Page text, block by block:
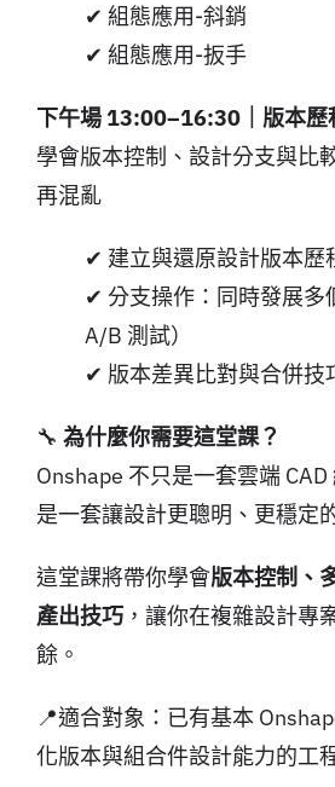
✔ 組態應用-斜銷
✔ 組態應用-扳手
下午場 13:00–16:30｜版本歷
學會版本控制、設計分支與比
再混亂
✔ 建立與還原設計版本歷
✔ 分支操作：同時發展多
A/B 測試）
✔ 版本差異比對與合併技
🔧 為什麼你需要這堂課？
Onshape 不只是一套雲端
是一套讓設計更聰明、更穩定
這堂課將帶你學會版本控制、
產出技巧 ，讓你在複雜設計專
餘。
📍適合對象：已有基本
化版本與組合件設計能力的工